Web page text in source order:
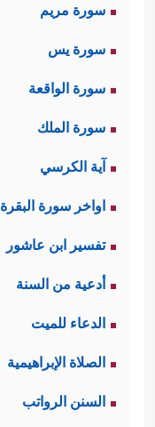
سورة مريم
سورة يس
سورة الواقعة
سورة الملك
آية الكرسي
اواخر سورة البقرة
تفسير ابن عاشور
أدعية من السنة
الدعاء للميت
الصلاة الإبراهيمية
السنن الرواتب